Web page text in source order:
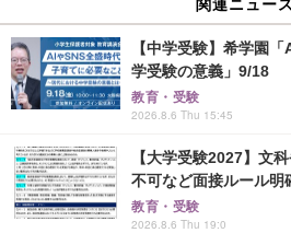
【中学受験】希学園
学受験の意義」9/18
教育・受験
2026.8.6 Thu 15:45
【大学受験2027】文
不可など面接ルール明
教育・受験
2026.8.6 Thu 19:0